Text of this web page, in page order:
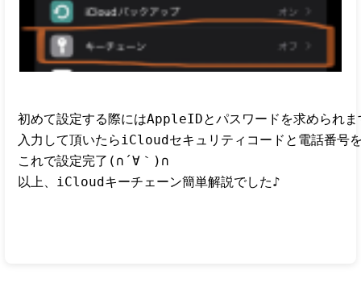
初めて設定する際にはAppleIDとパスワードを求められま
入力して頂いたらiCloudセキュリティコードと電話番号
これで設定完了(∩´∀｀)∩
以上、iCloudキーチェーン簡単解説でした♪